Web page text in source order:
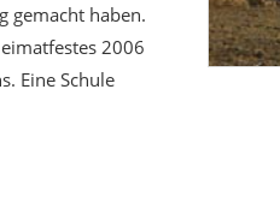
gemacht haben.
2006
Eine Schule